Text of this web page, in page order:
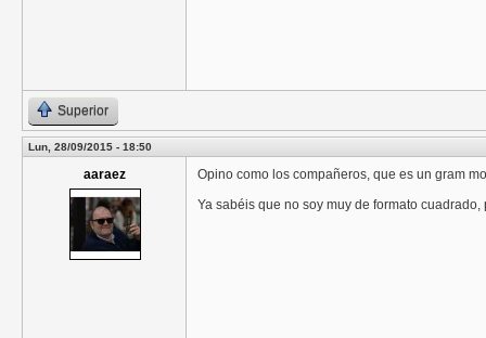
Superior
Lun, 28/09/2015 - 18:50
aaraez
Opino como los compañeros, que es un gram
Ya sabéis que no soy muy de formato